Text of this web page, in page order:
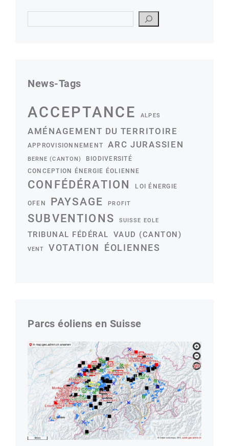
News-Tags
ACCEPTANCE ALPES
AMÉNAGEMENT DU TERRITOIRE
APPROVISIONNEMENT ARC JURASSIEN
BERNE (CANTON)
BIODIVERSITÉ
CONCEPTION ÉNERGIE ÉOLIENNE
CONFÉDÉRATION LOI ÉNERGIE
OFEN PAYSAGE PROFIT
SUBVENTIONS SUISSE EOLE
TRIBUNAL FÉDÉRAL VAUD (CANTON)
VENT VOTATION ÉOLIENNES
Parcs éoliens en Suisse